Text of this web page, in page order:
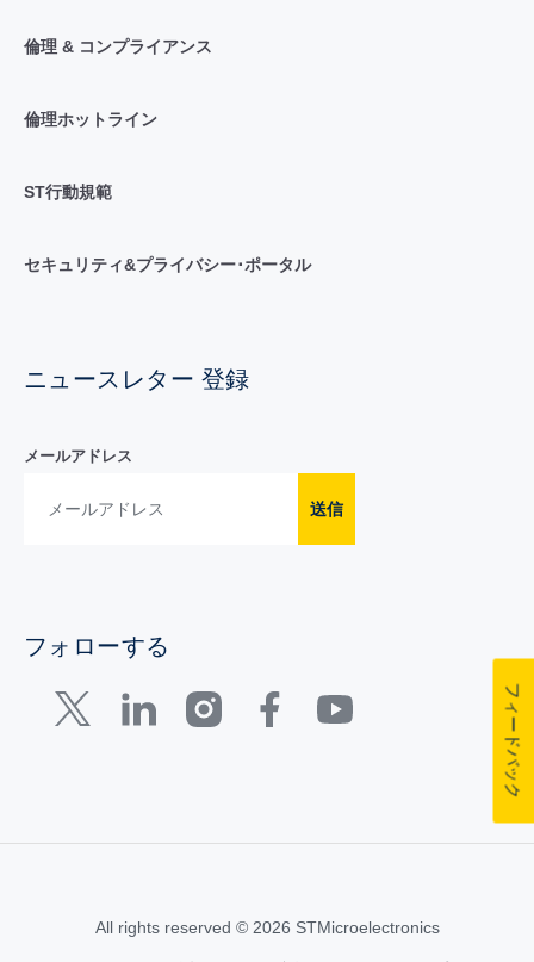
倫理 & コンプライアンス
倫理ホットライン
ST行動規範
セキュリティ&プライバシー･ポータル
ニュースレター 登録
メールアドレス
送信
フォローする
All rights reserved © 2026 STMicroelectronics
フィードバック